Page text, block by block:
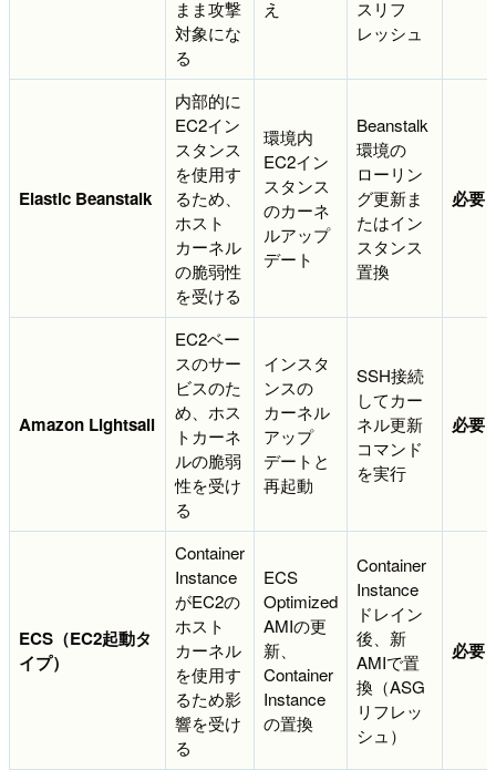
まま攻撃
対象にな
る
え
スリフ
レッシュ
Elastic Beanstalk
内部的に
EC2イン
スタンス
を使用す
るため、
ホスト
カーネル
の脆弱性
を受ける
環境内
EC2イン
スタンス
のカーネ
ルアップ
デート
Beanstalk
環境の
ローリン
グ更新ま
たはイン
スタンス
置換
必要
Amazon Lightsail
EC2ベー
スのサー
ビスのた
め、ホス
トカーネ
ルの脆弱
性を受け
る
インスタ
ンスの
カーネル
アップ
デートと
再起動
SSH接続
してカー
ネル更新
コマンド
を実行
必要
ECS（EC2起動タ
イプ）
Container
Instance
がEC2の
ホスト
カーネル
を使用す
るため影
響を受け
る
ECS
Optimized
AMIの更
新、
Container
Instance
の置換
Container
Instance
ドレイン
後、新
AMIで置
換（ASG
リフレッ
シュ）
必要